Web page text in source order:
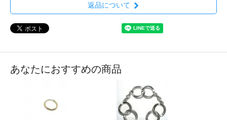
返品について
あなたにおすすめの商品